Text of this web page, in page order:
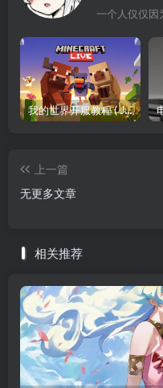
我的世界开服教程 ( JAVA版 1.21.4)
上一篇
无更多文章
相关推荐